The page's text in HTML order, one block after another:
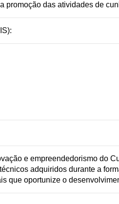
promoção das atividades de
e empreendedorismo do
adquiridos durante a
que oportunize o